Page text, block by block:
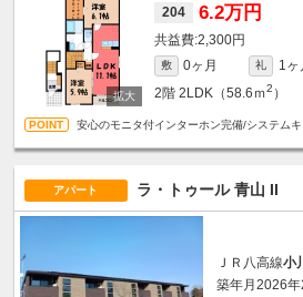
204 6.2万円
2,300円
敷 0ヶ月 礼
1ヶ
2階 2LDK（58.6ｍ2 ）
安心のモニタ付インターホン完備/システム
アパート ラ・トゥール 青山 II
ＪＲ八高線小
築年月2026